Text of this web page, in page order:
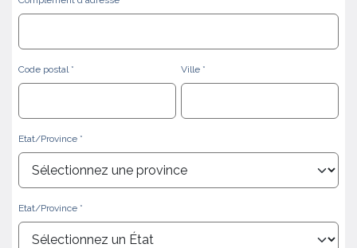
Code postal Ville
Etat/Province
Etat/Province